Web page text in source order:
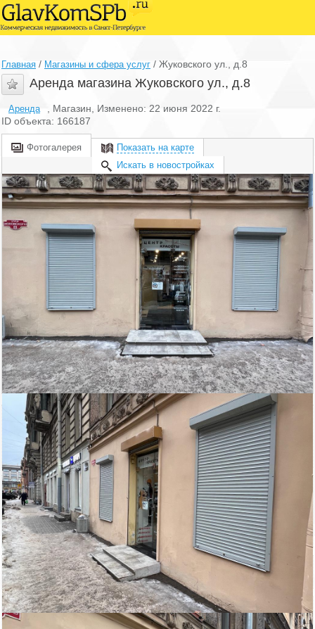
Главная / Магазины и сфера услуг / Жуковского ул., д.8
Аренда магазина Жуковского ул., д.8
Аренда
, Магазин, Изменено: 22 июня 2022 г.
ID объекта: 166187
Фотогалерея
Показать на карте
Искать в новостройках
Центральный район
ст.м. пл. Восстания
Площадь
95 м
195 000
руб/мес.
кв.м.
Адвекс
Электричество: есть
Состояние ремонта: Хорошее
Этаж: 1
Этажей всего: 4
Снять, арендовать магазин:
Санкт-Петербург, Жуковского ул. д. 8